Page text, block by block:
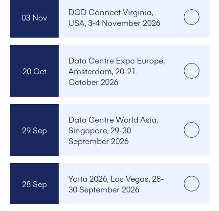
03 Nov
DCD Connect Virginia,
USA, 3-4 November 2026
20 Oct
Data Centre Expo Europe,
Amsterdam, 20-21
October 2026
29 Sep
Data Centre World Asia,
Singapore, 29-30
September 2026
28 Sep
Yotta 2026, Las Vegas, 28-
30 September 2026